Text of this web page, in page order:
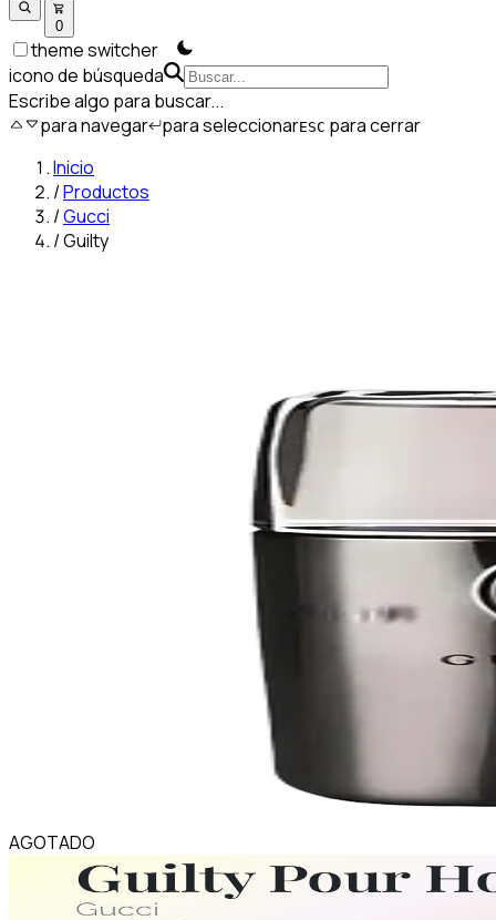
0
theme switcher
icono de búsqueda
Escribe algo para buscar...
para navegar para seleccionarESC para cerrar
Inicio
/Productos
/Gucci
/Guilty
AGOTADO